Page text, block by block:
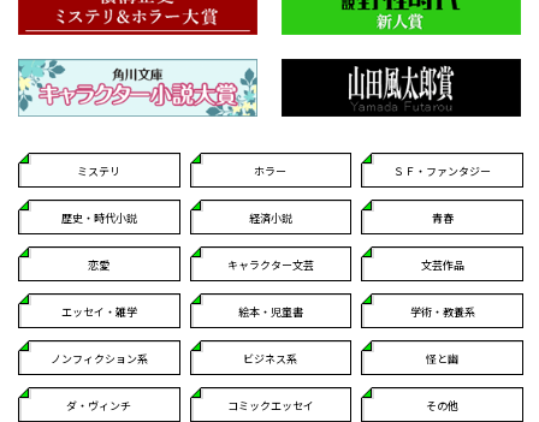
ミステリ ホラー ＳＦ・ファンタジー
歴史・時代小説 経済小説 青春
恋愛 キャラクター文芸 文芸作品
エッセイ・雑学 絵本・児童書 学術・教養系
ノンフィクション系 ビジネス系 怪と幽
ダ・ヴィンチ コミックエッセイ その他